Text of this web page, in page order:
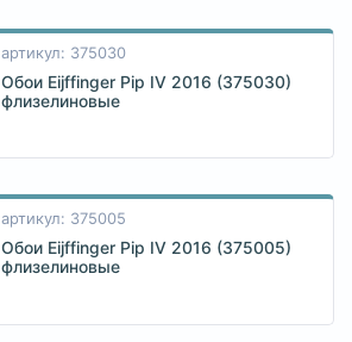
артикул: 375030
Обои Eijffinger Pip IV 2016 (375030)
флизелиновые
артикул: 375005
Обои Eijffinger Pip IV 2016 (375005)
флизелиновые